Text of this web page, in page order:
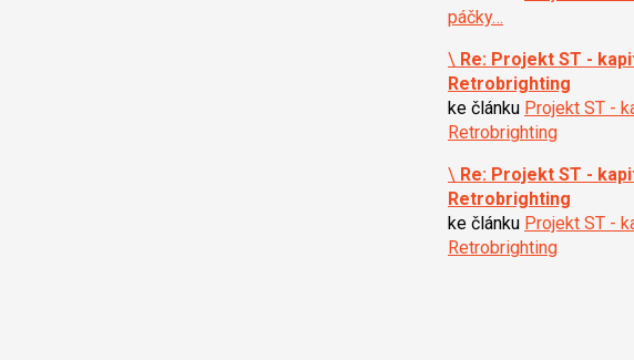
páčky…
\ Re: Projekt ST -
Retrobrighting
ke článku Projekt ST -
Retrobrighting
\ Re: Projekt ST -
Retrobrighting
ke článku Projekt ST -
Retrobrighting